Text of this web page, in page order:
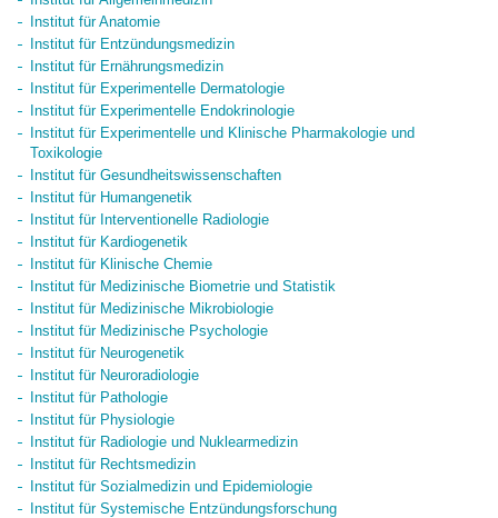
Institut für Anatomie
Institut für Entzündungsmedizin
Institut für Ernährungsmedizin
Institut für Experimentelle Dermatologie
Institut für Experimentelle Endokrinologie
Institut für Experimentelle und Klinische Pharmakologie und
Toxikologie
Institut für Gesundheitswissenschaften
Institut für Humangenetik
Institut für Interventionelle Radiologie
Institut für Kardiogenetik
Institut für Klinische Chemie
Institut für Medizinische Biometrie und Statistik
Institut für Medizinische Mikrobiologie
Institut für Medizinische Psychologie
Institut für Neurogenetik
Institut für Neuroradiologie
Institut für Pathologie
Institut für Physiologie
Institut für Radiologie und Nuklearmedizin
Institut für Rechtsmedizin
Institut für Sozialmedizin und Epidemiologie
Institut für Systemische Entzündungsforschung